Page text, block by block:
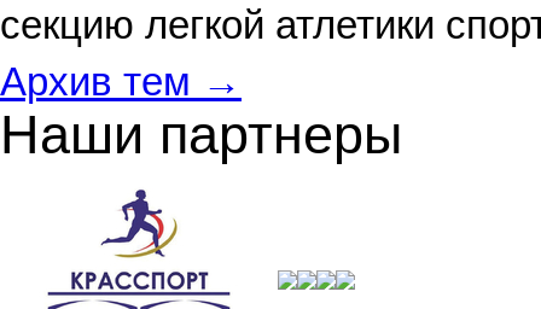
секцию легкой атлетики
Архив тем →
Наши партнеры